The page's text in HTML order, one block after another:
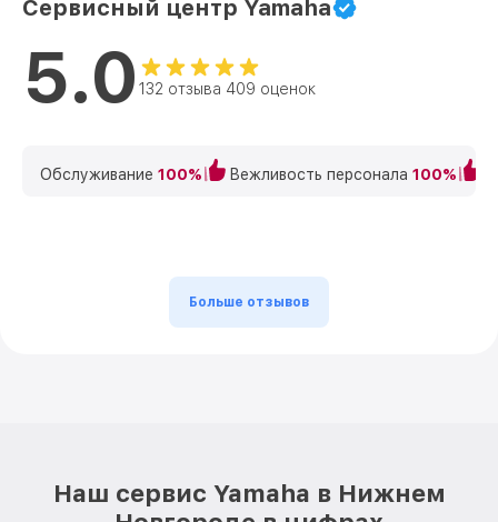
Сервисный центр Yamaha
5.0 132 отзыва 409 оценок
Обслуживание 100% Вежливость персонала 100%
Больше отзывов
Наш сервис Yamaha в Нижнем